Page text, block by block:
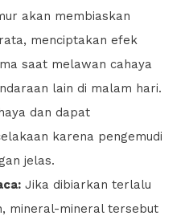
akan membiaskan
menciptakan efek
saat melawan cahaya
lain di malam hari.
dan dapat
karena pengemudi
jelas.
Jika dibiarkan terlalu
mineral-mineral tersebut